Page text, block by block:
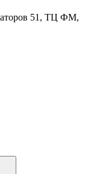
51, ТЦ ФМ,